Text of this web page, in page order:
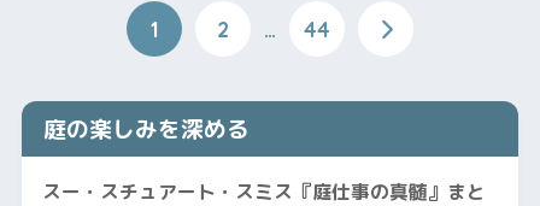
1 2 … 44
庭の楽しみを深める
スー・スチュアート・スミス『庭仕事の真髄』まと